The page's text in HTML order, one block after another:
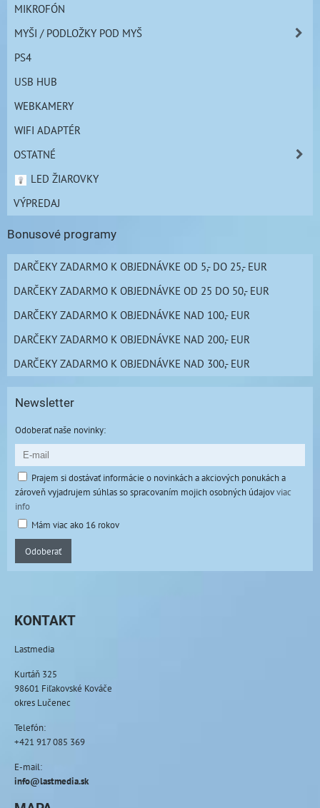
MIKROFÓN
MYŠI / PODLOŽKY POD MYŠ
PS4
USB HUB
WEBKAMERY
WIFI ADAPTÉR
OSTATNÉ
LED ŽIAROVKY
VÝPREDAJ
Bonusové programy
DARČEKY ZADARMO K OBJEDNÁVKE OD 5,- DO 25,- EUR
DARČEKY ZADARMO K OBJEDNÁVKE OD 25 DO 50,- EUR
DARČEKY ZADARMO K OBJEDNÁVKE NAD 100,- EUR
DARČEKY ZADARMO K OBJEDNÁVKE NAD 200,- EUR
DARČEKY ZADARMO K OBJEDNÁVKE NAD 300,- EUR
Newsletter
Odoberať naše novinky:
Prajem si dostávať informácie o novinkách a akciových ponukách a
zároveň vyjadrujem súhlas so spracovaním mojich osobných údajovviac
info
Mám viac ako 16 rokov
Odoberať
KONTAKT
Lastmedia
Kurtáň 325
98601 Fiľakovské Kováče
okres Lučenec
Telefón:
+421 917 085 369
E-mail:
info@lastmedia.sk